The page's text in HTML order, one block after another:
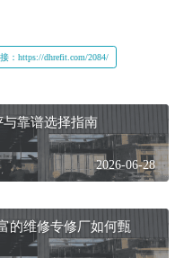
：https://dhrefit.com/2084/
与靠谱选择指南
2026-06-28
的维修专修厂如何甄